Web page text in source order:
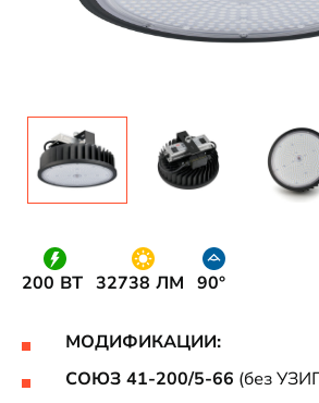
200 ВТ 32738 ЛМ 90°
МОДИФИКАЦИИ:
СОЮЗ 41-200/5-66 (без